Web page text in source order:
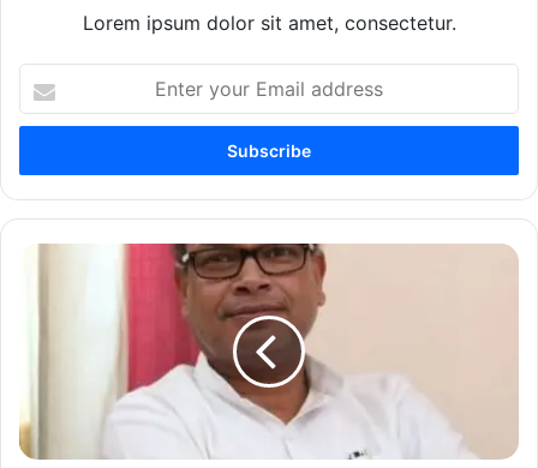
Lorem ipsum dolor sit amet, consectetur.
your
Email